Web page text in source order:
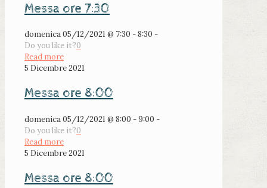
Messa ore 7:30
domenica 05/12/2021 @ 7:30 - 8:30 -
Do you like it?0
Read more
5 Dicembre 2021
Messa ore 8:00
domenica 05/12/2021 @ 8:00 - 9:00 -
Do you like it?0
Read more
5 Dicembre 2021
Messa ore 8:00